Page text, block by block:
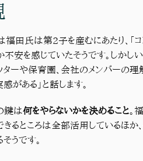
福田氏は第2子を産むにあたり、「
不安を感じていたそうです。しかし
ターや保育園、会社のメンバーの理
感がある」と話します。
鍵は何をやらないかを決めること。
きるところは全部活用しているほか
そうです。